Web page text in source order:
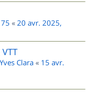
« 20 avr. 2025,
Clara « 15 avr.